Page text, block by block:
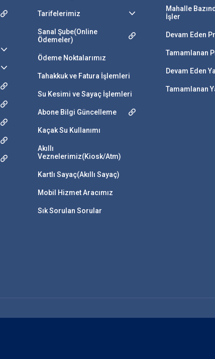
Tarifelerimiz
Sanal Şube(Online
Ödemeler)
Ödeme Noktalarımız
Tahakkuk ve Fatura İşlemleri
Su Kesimi ve Sayaç İşlemleri
Abone Bilgi Güncelleme
Kaçak Su Kullanımı
Akıllı
Veznelerimiz(Kiosk/Atm)
Kartlı Sayaç(Akıllı Sayaç)
Mobil Hizmet Aracımız
Sık Sorulan Sorular
Mahalle
İşler
Devam Eden
Tamamlanan
Devam Eden
Tamamlanan